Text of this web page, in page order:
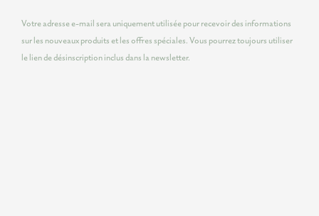
Votre adresse e-mail sera uniquement utilisée pour recevoir des informations
sur les nouveaux produits et les offres spéciales. Vous pourrez toujours utiliser
le lien de désinscription inclus dans la newsletter.